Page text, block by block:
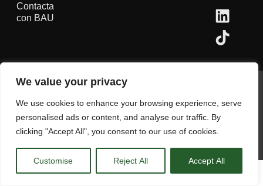
We value your privacy
We use cookies to enhance your browsing experience, serve
personalised ads or content, and analyse our traffic. By
clicking "Accept All", you consent to our use of cookies.
Customise Reject All Accept All
Contacta
con BAU
BAU, Centro Universitario de Artes y Diseño de Barcelona.
Copyright © Todos los derechos reservados.
CA ES EN( IN)